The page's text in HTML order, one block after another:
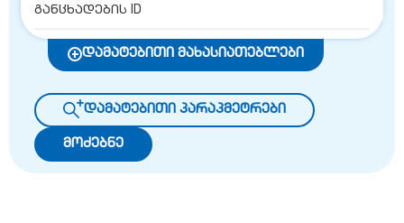
დამატებითი მახასიათებლები
დამატებითი პარაპმეტრები
მოძებნე